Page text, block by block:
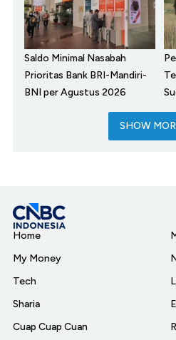
Saldo Minimal Nasabah
Prioritas Bank BRI-Mandiri-
BNI per Agustus 2026
SHOW
Home
My Money
Tech
Sharia
Cuap Cuap Cuan